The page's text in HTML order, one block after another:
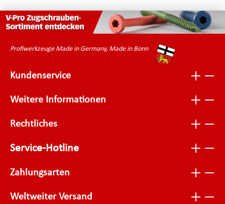
Profiwerkzeuge Made in Germany, Made in Bonn
Kundenservice
Weitere Informationen
Rechtliches
Service-Hotline
Zahlungsarten
Weltweiter Versand